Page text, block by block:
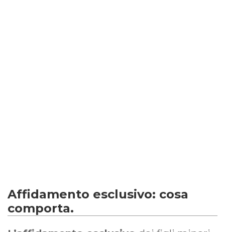
Affidamento esclusivo: cosa
comporta.